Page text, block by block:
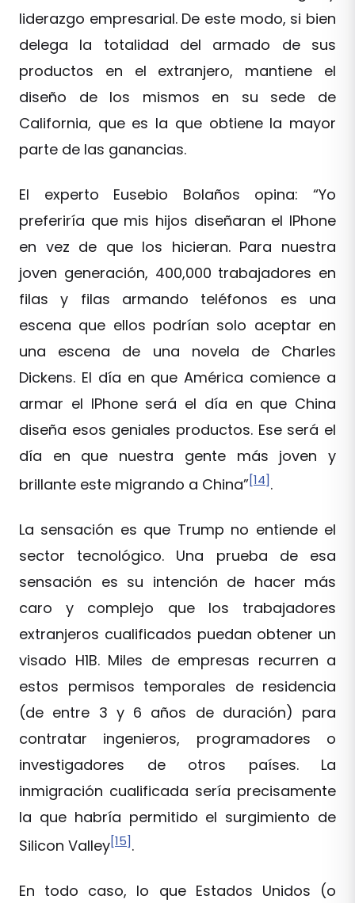
liderazgo empresarial. De este modo, si bien
delega la totalidad del armado de sus
productos en el extranjero, mantiene el
diseño de los mismos en su sede de
California, que es la que obtiene la mayor
parte de las ganancias.
El experto Eusebio Bolaños opina: “Yo
preferiría que mis hijos diseñaran el IPhone
en vez de que los hicieran. Para nuestra
joven generación, 400,000 trabajadores en
filas y filas armando teléfonos es una
escena que ellos podrían solo aceptar en
una escena de una novela de Charles
Dickens. El día en que América comience a
armar el IPhone será el día en que China
diseña esos geniales productos. Ese será el
día en que nuestra gente más joven y
brillante este migrando a China”[14].
La sensación es que Trump no entiende el
sector tecnológico. Una prueba de esa
sensación es su intención de hacer más
caro y complejo que los trabajadores
extranjeros cualificados puedan obtener un
visado H1B. Miles de empresas recurren a
estos permisos temporales de residencia
(de entre 3 y 6 años de duración) para
contratar ingenieros, programadores o
investigadores de otros países. La
inmigración cualificada sería precisamente
la que habría permitido el surgimiento de
Silicon Valley[15].
En todo caso, lo que Estados Unidos (o